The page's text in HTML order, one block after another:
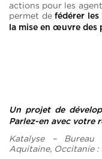
actions pour les
permet defédérer les
la mise en œuvre des
Un projet de
Parlez-en avec votre
Katalyse – Bureau
Aquitaine, Occitanie :